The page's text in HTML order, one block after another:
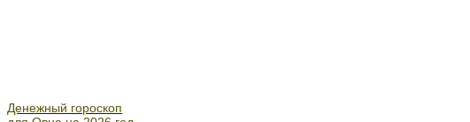
Денежный гороскоп